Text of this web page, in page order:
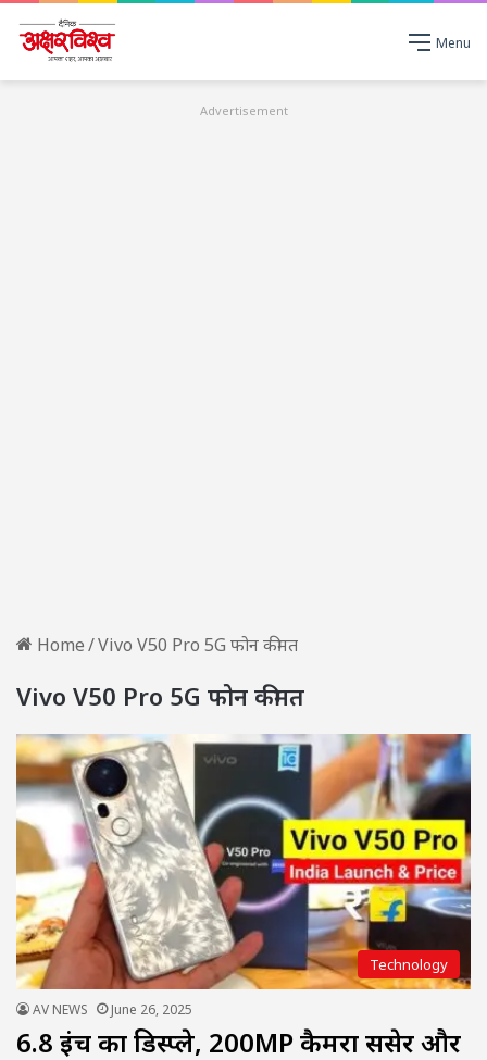
Menu
Advertisement
Home/Vivo V50 Pro 5G फोन कीमत
Vivo V50 Pro 5G फोन कीमत
Technology
AV NEWS June 26, 2025
6.8 इंच का डिस्प्ले, 200MP कैमरा सेंसेर और